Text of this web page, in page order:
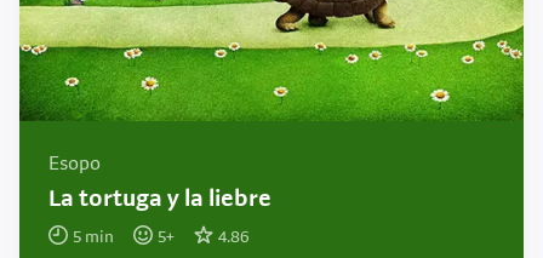
Esopo
La tortuga y la liebre
5 min 5+ 4.86